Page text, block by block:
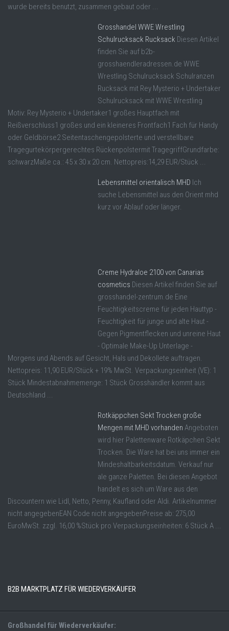
wurde bereits benutzt, zusammen gebaut oder ...
Grosshandel WWE Wrestling
Schulrucksack Rucksack Diesen Artikel
finden Sie auf b2b-
grosshaendleradressen.de WWE
Wrestling Schulrucksack Schulranzen
Rucksack mit Rey Mysterio + Undertaker
Schulrucksack mit WWE Wrestling
Motiv: Rey Mysterio + Undertaker1 großes Hauptfach mit
Reißverschluss1 großes und ein kleineres Frontfach1 Fach für Handy
oder Geldbörse2 Seitentaschengepolsterte und verstellbare
Tragegurtekörpergerechtes Rückenpolstermit TragegriffGrundfarbe:
schwarzMaße ca.: 45 x 30 x 20 cm. Nettopreis:14,29 EUR/Stück ...
Lebensmittel orientalisch MHD Ich
suche Lebensmittel aus den Orient mhd
kurz vor Ablauf oder länger.
Creme Hydraloe 2100 von Canarias
cosmetics Diesen Artikel finden Sie auf
grosshandel-zentrum.de Eine
Feuchtigkeitscreme für jeden Hauttyp -
Feuchtigkeit für junge und alte Haut -
Gegen Pigmentflecken und unreine Haut
- Optimale Make-Up Unterlage -
Morgens und Abends auf Gesicht, Hals und Dekollete auftragen.
Nettopreis: 11,90 EUR/Stück + 19% MwSt. Verpackungseinheit (VE): 1
Stück Mindestabnahmemenge: 1 Stück Grosshändler kommt aus
Deutschland ...
Rotkäppchen Sekt Trocken große
Mengen mit MHD vorhanden Angeboten
wird hier Palettenware Rotkäpchen Sekt
Trocken. Die Ware hat bei uns immer ein
Mindeshaltbarkeitsdatum. Verkauf nur
ale ganze Paletten. Bei diesen Angebot
handelt es sich um Ware aus den
Discountern wie Lidl, Netto, Penny, Kaufland oder Aldi. Artikelnummer
nicht angegebenEAN Code nicht angegebenPreise ab: 275,00
EuroMwSt. zzgl. 16,00 %Stück pro Verpackungseinheiten: 6 Stück A ...
B2B MARKTPLATZ FÜR WIEDERVERKÄUFER
Großhandel für Wiederverkäufer: